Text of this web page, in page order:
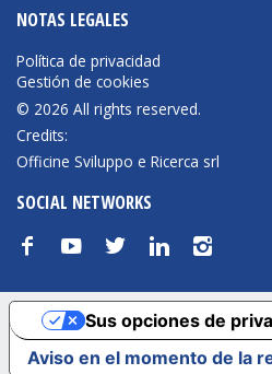
NOTAS LEGALES
Política de privacidad
Gestión de cookies
© 2026 All rights reserved.
Credits:
Officine Sviluppo e Ricerca srl
SOCIAL NETWORKS
f y t n i
Aviso en el momento de la
Sus opciones de